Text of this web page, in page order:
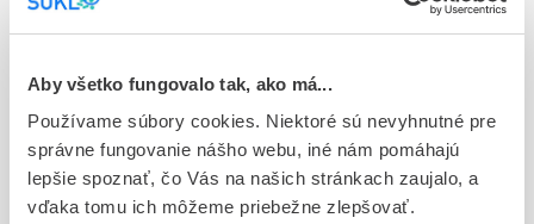
Aby všetko fungovalo tak, ako má...
Používame súbory cookies. Niektoré sú nevyhnutné pre
správne fungovanie nášho webu, iné nám pomáhajú
lepšie spoznať, čo Vás na našich stránkach zaujalo, a
vďaka tomu ich môžeme priebežne zlepšovať.
Stav
E - EU registrácia
Typ registračnej procedúry
Európska
Držiteľ, krajina
Eli Lilly Nederland B.V., Holandsko